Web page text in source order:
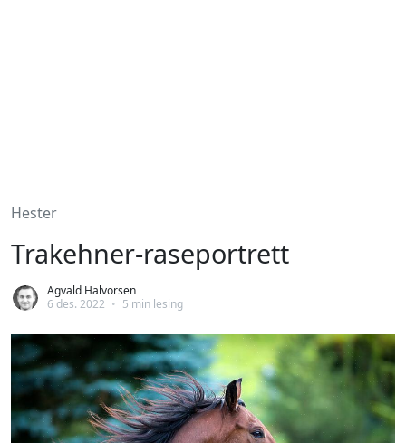
Hester
Trakehner-raseportrett
Agvald Halvorsen
6 des. 2022 • 5 min lesing